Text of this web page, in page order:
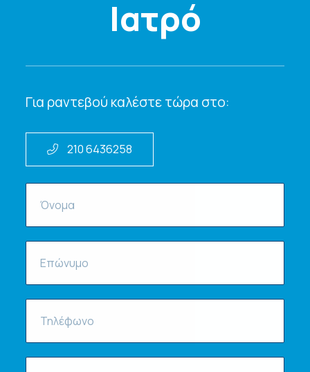
Ιατρό
Για ραντεβού καλέστε τώρα στο:
210 6436258